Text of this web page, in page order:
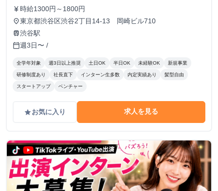
currency_yen 時給1300円～1800円
place東京都渋谷区渋谷2丁目14-13 岡崎ビル710
train渋谷駅
calendar_today週3日〜 /
全学年対象 週3日以上推奨 土日OK 半日OK 未経験OK 新規事業
研修制度あり 社長直下 インターン生多数 内定実績あり 髪型自由
スタートアップ ベンチャー
gradeお気に入り 求人を見る